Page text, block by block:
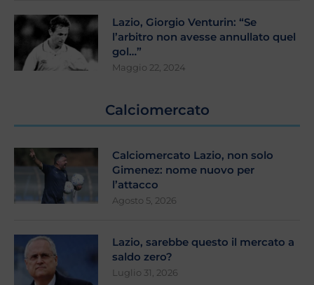
Lazio, Giorgio Venturin: “Se
l’arbitro non avesse annullato quel
gol…”
Maggio 22, 2024
Calciomercato
Calciomercato Lazio, non solo
Gimenez: nome nuovo per
l’attacco
Agosto 5, 2026
Lazio, sarebbe questo il mercato a
saldo zero?
Luglio 31, 2026